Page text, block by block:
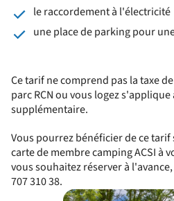
le raccordement à l'électricité
une place de parking pour
Ce tarif ne comprend pas la taxe
parc RCN ou vous logez
supplémentaire.
Vous pourrez bénéficier de ce
carte de membre camping ACSI à
vous souhaitez réserver à
707 310 38.